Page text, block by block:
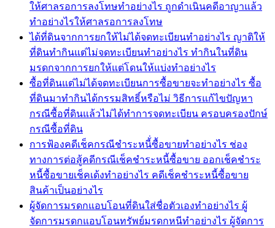
ให้ศาลรอการลงโทษทำอย่างไร ถูกดำเนินคดีอาญาแล้ว
ทำอย่างไรให้ศาลรอการลงโทษ
ได้ที่ดินจากการยกให้ไม่ได้จดทะเบียนทำอย่างไร ญาติให้
ที่ดินทำกินแต่ไม่จดทะเบียนทำอย่างไร ทำกินในที่ดิน
มรดกจากการยกให้แต่โดนให้แบ่งทำอย่างไร
ซื้อที่ดินแต่ไม่ได้จดทะเบียนการซื้อขายจะทำอย่างไร ซื้อ
ที่ดินมาทำกินได้กรรมสิทธิ์หรือไม่ วิธีการแก้ไขปัญหา
กรณีซื้อที่ดินแล้วไม่ได้ทำการจดทะเบียน ครอบครองปักษ์
กรณีซื้อที่ดิน
การฟ้องคดีเช็คกรณีชำระหนี้่ซื้อขายทำอย่างไร ช่อง
ทางการต่อสู้คดีกรณีเช็คชำระหนี้ซื้อขาย ออกเช็คชำระ
หนี้ซื้อขายเช็คเด้งทำอย่างไร คดีเช็คชำระหนี้ซื้อขาย
สินค้าเป็นอย่างไร
ผู้จัดการมรดกแอบโอนที่ดินใส่ชื่อตัวเองทำอย่างไร ผู้
จัดการมรดกแอบโอนทรัพย์มรดกหนีทำอย่างไร ผู้จัดการ